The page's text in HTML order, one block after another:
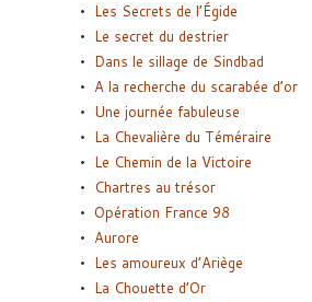
Les Secrets de l’Égide
Le secret du destrier
Dans le sillage de Sindbad
A la recherche du scarabée d’or
Une journée fabuleuse
La Chevalière du Téméraire
Le Chemin de la Victoire
Chartres au trésor
Opération France 98
Aurore
Les amoureux d’Ariège
La Chouette d’Or